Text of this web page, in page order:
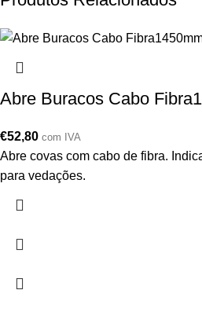
Abre Buracos Cabo
€52,80 com IVA
Abre covas com cabo de fibra.
para vedações.